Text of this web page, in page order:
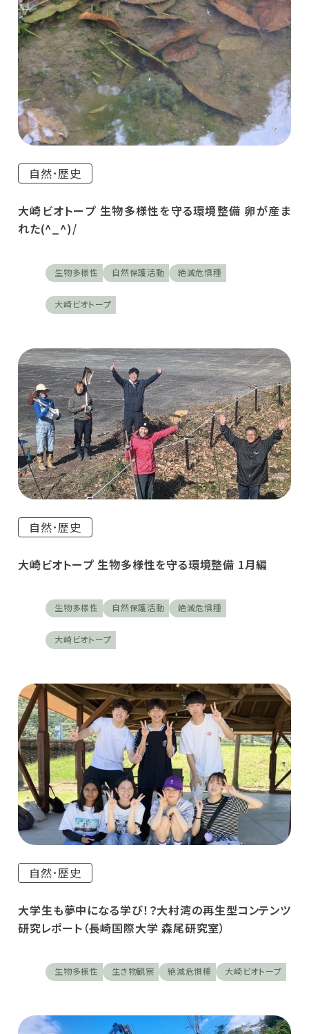
自然･歴史
大崎ビオトープ 生物多様性を守る環境整備 卵が産ま
れた(^_^)/
生物多様性 自然保護活動 絶滅危惧種
大崎ビオトープ
自然･歴史
大崎ビオトープ 生物多様性を守る環境整備 1月編
生物多様性 自然保護活動 絶滅危惧種
大崎ビオトープ
自然･歴史
大学生も夢中になる学び！？大村湾の再生型コンテンツ
研究レポート（長崎国際大学 森尾研究室）
生物多様性 生き物観察 絶滅危惧種 大崎ビオトープ